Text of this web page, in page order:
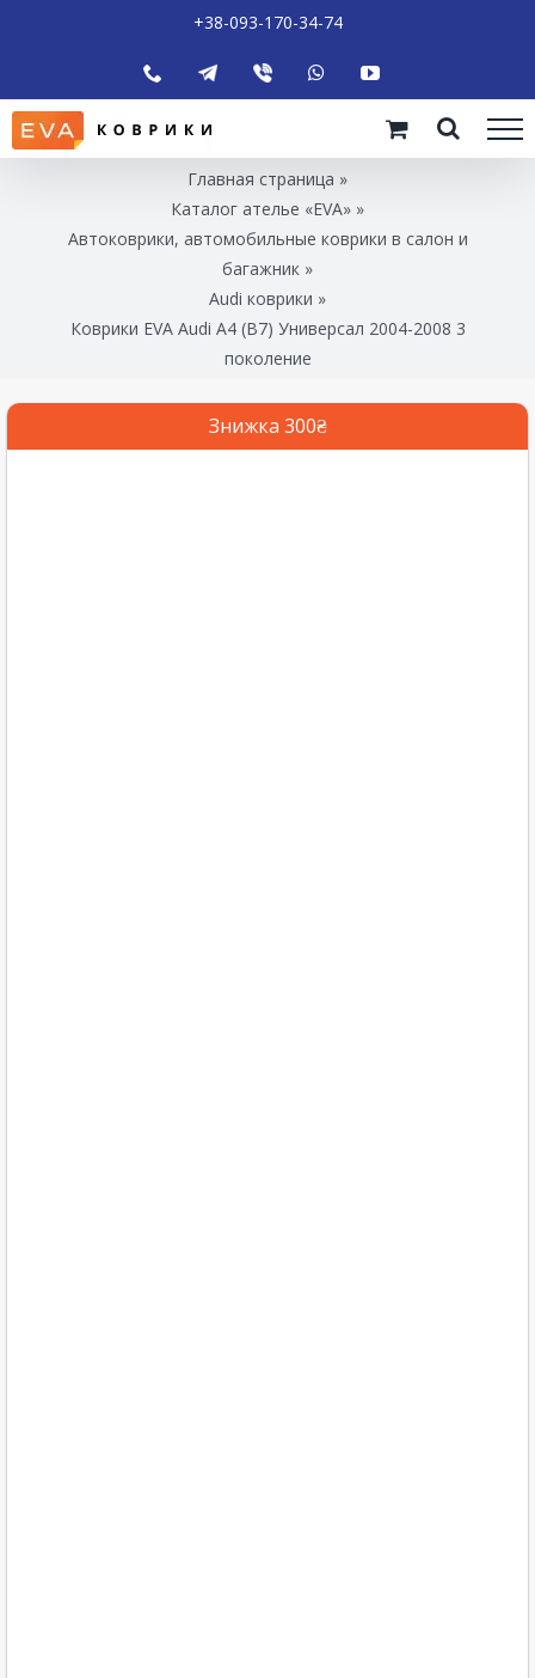
+38-093-170-34-74
Главная страница »
Каталог ателье «EVA» »
Автоковрики, автомобильные коврики в салон и
багажник »
Audi коврики »
Коврики EVA Audi A4 (B7) Универсал 2004-2008 3
поколение
Знижка 300₴